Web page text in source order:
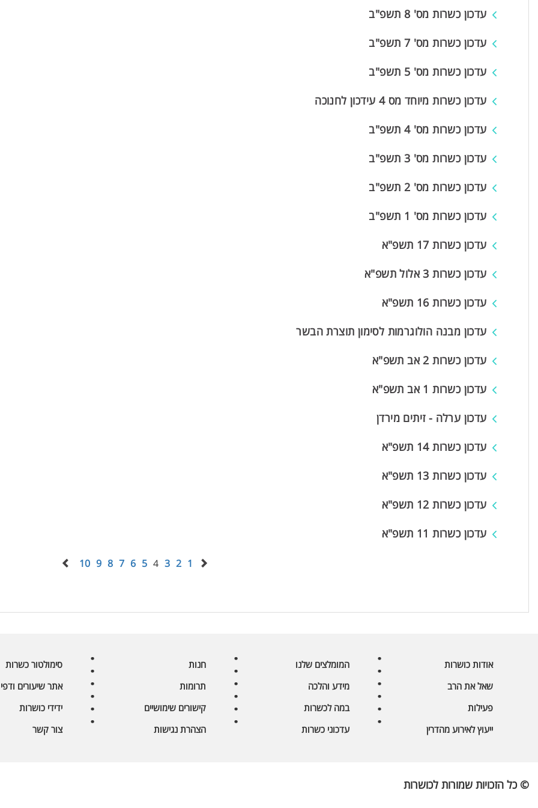
עדכון כשרות מס' 8 תשפ"ב
עדכון כשרות מס' 7 תשפ"ב
עדכון כשרות מס' 5 תשפ"ב
עדכון כשרות מיוחד מס 4 עידכון לחנוכה
עדכון כשרות מס' 4 תשפ"ב
עדכון כשרות מס' 3 תשפ"ב
עדכון כשרות מס' 2 תשפ"ב
עדכון כשרות מס' 1 תשפ"ב
עדכון כשרות 17 תשפ"א
עדכון כשרות 3 אלול תשפ"א
עדכון כשרות 16 תשפ"א
עדכון מבנה הולוגרמות לסימון תוצרת הבשר
עדכון כשרות 2 אב תשפ"א
עדכון כשרות 1 אב תשפ"א
עדכון ערלה - זיתים מירדן
עדכון כשרות 14 תשפ"א
עדכון כשרות 13 תשפ"א
עדכון כשרות 12 תשפ"א
עדכון כשרות 11 תשפ"א
1
2
3
4
5
6
7
8
9
10
אודות כושרות
שאל את הרב
פעילות
ייעוץ לאירוע מהדרין
המומלצים שלנו
מידע והלכה
במה לכשרות
עדכוני כשרות
חנות
תרומות
קישורים שימושיים
הצהרת נגישות
סימולטור כשרות
אתר שיעורים
ידידי כושרות
צור קשר
© כל הזכויות שמורות לכושרות